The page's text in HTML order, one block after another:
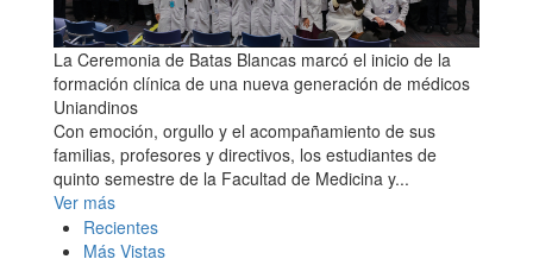
La Ceremonia de Batas Blancas marcó el inicio de la
formación clínica de una nueva generación de médicos
Uniandinos
Con emoción, orgullo y el acompañamiento de sus
familias, profesores y directivos, los estudiantes de
quinto semestre de la Facultad de Medicina y...
Ver más
Recientes
Más Vistas